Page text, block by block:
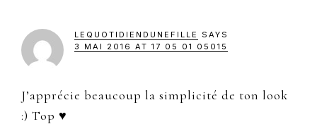
LEQUOTIDIENDUNEFILLE
SAYS
3 MAI 2016 AT 17 05 01 05015
J’apprécie beaucoup la simplicité de ton look
:) Top ♥